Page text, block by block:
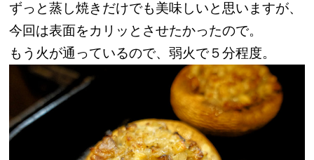
ずっと蒸し焼きだけでも美味しいと思いますが、
今回は表面をカリッとさせたかったので。
もう火が通っているので、弱火で５分程度。